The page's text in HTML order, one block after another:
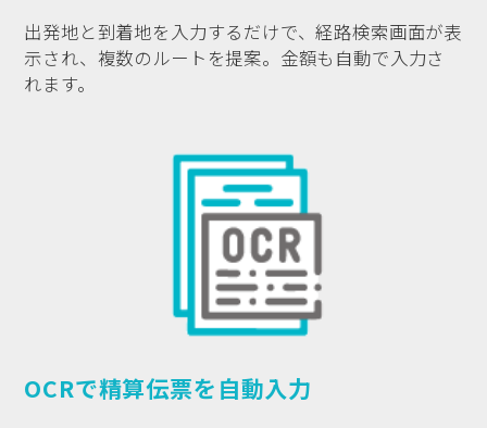
出発地と到着地を入力するだけで、経路検索画面が表
示され、複数のルートを提案。金額も自動で入力さ
れます。
OCRで精算伝票を自動入力